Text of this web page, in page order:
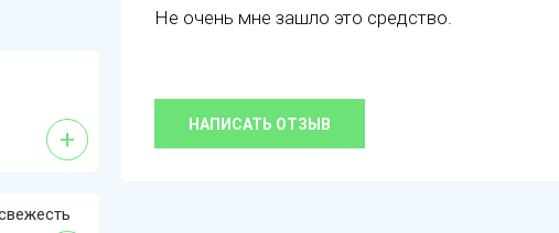
+
Не очень мне зашло это средство.
НАПИСАТЬ ОТЗЫВ